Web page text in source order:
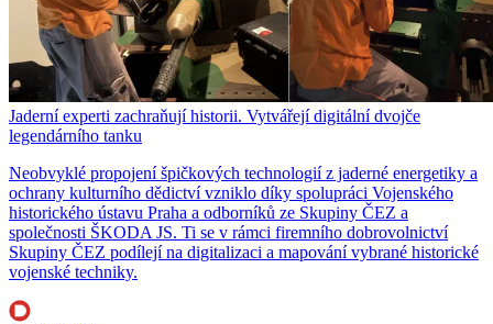
Jaderní experti zachraňují historii. Vytvářejí digitální dvojče
legendárního tanku
Neobvyklé propojení špičkových technologií z jaderné energetiky a
ochrany kulturního dědictví vzniklo díky spolupráci Vojenského
historického ústavu Praha a odborníků ze Skupiny ČEZ a
společnosti ŠKODA JS. Ti se v rámci firemního dobrovolnictví
Skupiny ČEZ podílejí na digitalizaci a mapování vybrané historické
vojenské techniky.